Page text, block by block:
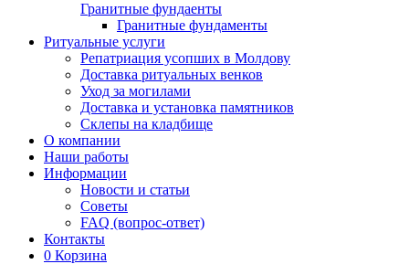
Гранитные фундаенты
Гранитные фундаменты
Ритуальные услуги
Репатриация усопших в Молдову
Доставка ритуальных венков
Уход за могилами
Доставка и установка памятников
Склепы на кладбище
О компании
Наши работы
Информации
Новости и статьи
Советы
FAQ (вопрос-ответ)
Контакты
0 Корзина